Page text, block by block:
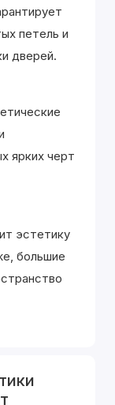
петель и
дверей.
ярких черт
эстетику
большие